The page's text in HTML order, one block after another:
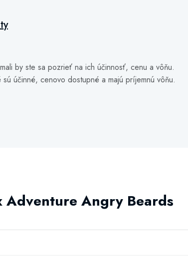
by ste sa pozrieť na ich účinnosť, cenu a vôňu.
účinné, cenovo dostupné a majú príjemnú vôňu.
Angry Beards